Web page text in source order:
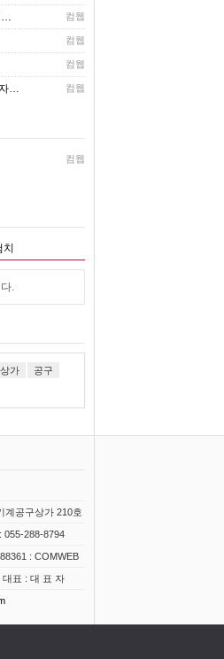
… 컴웹
컴웹
컴웹
… 컴웹
컴웹
.
가
공구
계공구상가 210호
055-288-8794
: COMWEB
표 : 대 표 자